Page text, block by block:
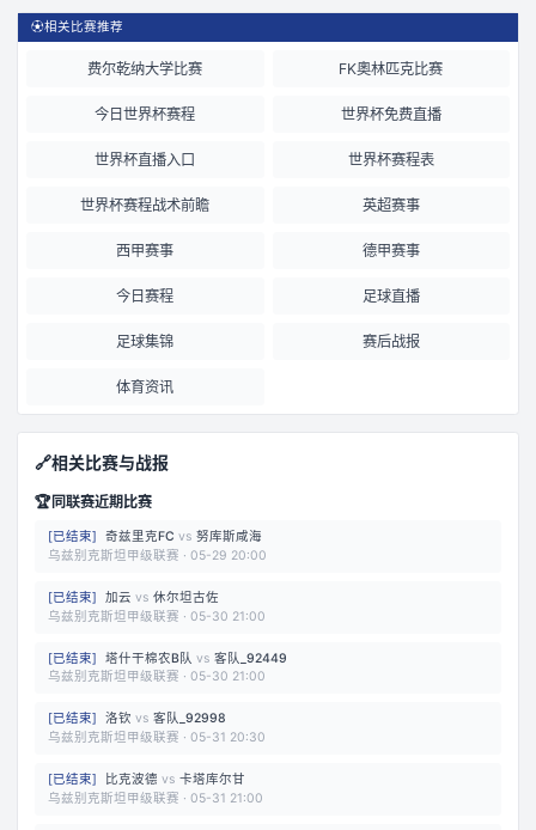
⚽相关比赛推荐
费尔乾纳大学比赛 FK奧林匹克比赛
今日世界杯赛程 世界杯免费直播
世界杯直播入口 世界杯赛程表
世界杯赛程战术前瞻 英超赛事
西甲赛事 德甲赛事
今日赛程 足球直播
足球集锦 赛后战报
体育资讯
🔗相关比赛与战报
🏆同联赛近期比赛
[已结束] 奇兹里克FC vs 努库斯咸海
乌兹别克斯坦甲级联赛 · 05-29 20:00
[已结束] 加云 vs 休尔坦古佐
乌兹别克斯坦甲级联赛 · 05-30 21:00
[已结束] 塔什干棉农B队 vs 客队_92449
乌兹别克斯坦甲级联赛 · 05-30 21:00
[已结束] 洛钦 vs 客队_92998
乌兹别克斯坦甲级联赛 · 05-31 20:30
[已结束] 比克波德 vs 卡塔库尔甘
乌兹别克斯坦甲级联赛 · 05-31 21:00